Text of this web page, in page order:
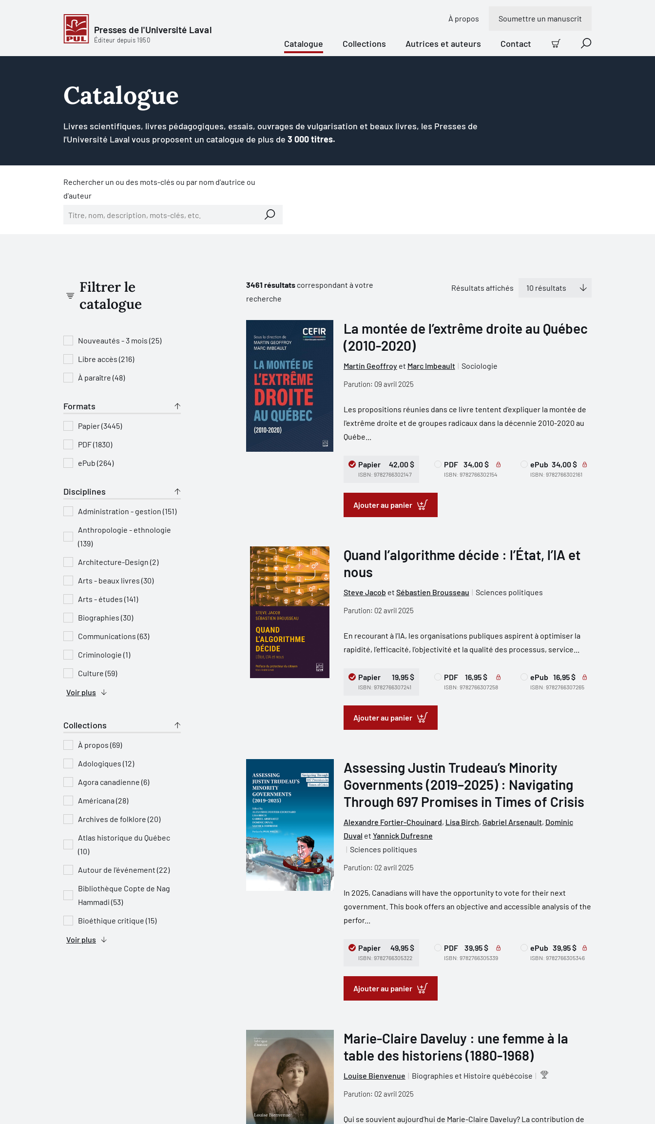
Presses de l'Université Laval
Éditeur depuis 1950
À propos Soumettre un manuscrit
Catalogue Collections Autrices et auteurs Contact
Panier Recherche
Catalogue
Livres scientifiques, livres pédagogiques, essais, ouvrages de vulgarisation et beaux livres, les Presses de
l'Université Laval vous proposent un catalogue de plus de 3 000 titres.
Rechercher un ou des mots-clés ou par nom d'autrice ou
d'auteur
Filtrer le
catalogue
Nouveautés - 3 mois (25)
Libre accès (216)
À paraître (48)
Formats
Papier (3445)
PDF (1830)
ePub (264)
Disciplines
Administration - gestion (151)
Anthropologie - ethnologie
(139)
Architecture-Design (2)
Arts - beaux livres (30)
Arts - études (141)
Biographies (30)
Communications (63)
Criminologie (1)
Culture (59)
Voir plus
Collections
À propos (69)
Adologiques (12)
Agora canadienne (6)
Américana (28)
Archives de folklore (20)
Atlas historique du Québec
(10)
Autour de l'événement (22)
Bibliothèque Copte de Nag
Hammadi (53)
Bioéthique critique (15)
Voir plus
3461 résultatscorrespondant à votre
recherche
Résultats affichés
La montée de l’extrême droite au Québec
(2010-2020)
Martin Geoffroyet Marc Imbeault Sociologie
Parution: 09 avril 2025
Les propositions réunies dans ce livre tentent d'expliquer la montée de
l'extrême droite et de groupes radicaux dans la décennie 2010-2020 au
Québe...
Papier 42,00 $
ISBN: 9782766302147
PDF 34,00 $
ISBN: 9782766302154
ePub 34,00 $
ISBN: 9782766302161
Ajouter au panier
Quand l’algorithme décide : l’État, l’IA et
nous
Steve Jacob et Sébastien Brousseau Sciences politiques
Parution: 02 avril 2025
En recourant à l’IA, les organisations publiques aspirent à optimiser la
rapidité, l’efficacité, l’objectivité et la qualité des processus, service...
Papier 19,95 $
ISBN: 9782766307241
PDF 16,95 $
ISBN: 9782766307258
ePub 16,95 $
ISBN: 9782766307265
Ajouter au panier
Assessing Justin Trudeau’s Minority
Governments (2019–2025) : Navigating
Through 697 Promises in Times of Crisis
Alexandre Fortier-Chouinard, Lisa Birch, Gabriel Arsenault, Dominic
Duval et Yannick Dufresne
Sciences politiques
Parution: 02 avril 2025
In 2025, Canadians will have the opportunity to vote for their next
government. This book offers an objective and accessible analysis of the
perfor...
Papier 49,95 $
ISBN: 9782766305322
PDF 39,95 $
ISBN: 9782766305339
ePub 39,95 $
ISBN: 9782766305346
Ajouter au panier
Marie-Claire Daveluy : une femme à la
table des historiens (1880-1968)
Louise Bienvenue Biographies et Histoire québécoise
Parution: 02 avril 2025
Qui se souvient aujourd’hui de Marie-Claire Daveluy? La contribution de